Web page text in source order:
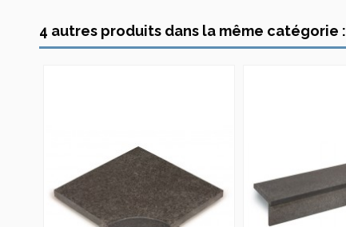
4 autres produits dans la même catégorie :